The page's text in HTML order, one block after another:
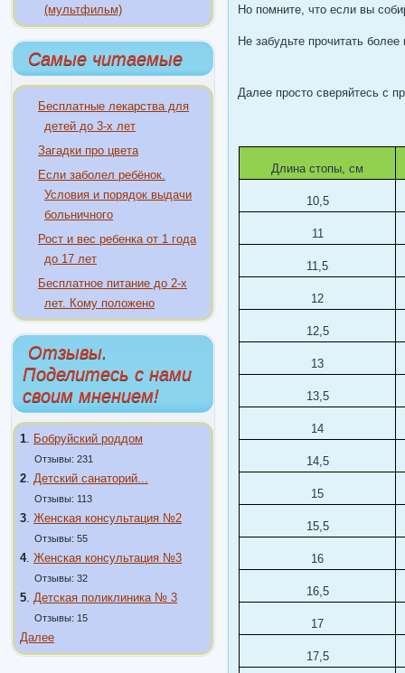
(мультфильм)
Самые читаемые
Бесплатные лекарства для
детей до 3-х лет
Загадки про цвета
Если заболел ребёнок.
Условия и порядок выдачи
больничного
Рост и вес ребенка от 1 года
до 17 лет
Бесплатное питание до 2-х
лет. Кому положено
Отзывы.
Поделитесь с нами
своим мнением!
1 Бобруйский роддом
Отзывы: 231
2 Детский санаторий...
Отзывы: 113
3 Женская консультация №2
Отзывы: 55
4. Женская консультация №3
Отзывы: 32
5 Детская поликлиника № 3
Отзывы: 15
Далее
Но помните, что если вы
Не забудьте прочитать
Далее просто сверяйтесь с
Длина стопы, см
10,5
11
11,5
12
12,5
13
13,5
14
14,5
15
15,5
16
16,5
17
17,5